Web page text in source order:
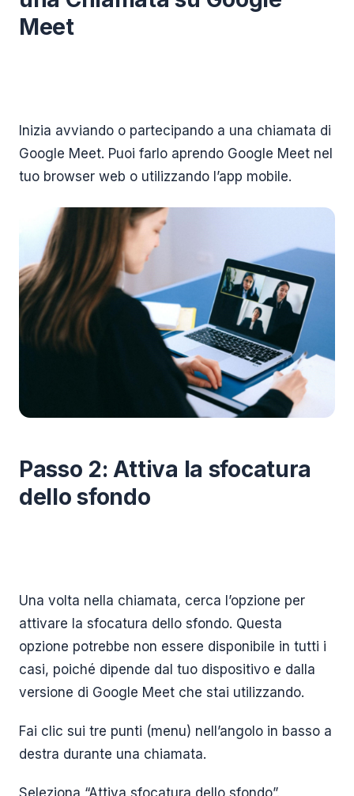
Meet
Inizia avviando o partecipando a una chiamata di
Google Meet. Puoi farlo aprendo Google Meet nel
tuo browser web o utilizzando l’app mobile.
Passo 2: Attiva la sfocatura
dello sfondo
Una volta nella chiamata, cerca l’opzione per
attivare la sfocatura dello sfondo. Questa
opzione potrebbe non essere disponibile in tutti i
casi, poiché dipende dal tuo dispositivo e dalla
versione di Google Meet che stai utilizzando.
Fai clic sui tre punti (menu) nell’angolo in basso a
destra durante una chiamata.